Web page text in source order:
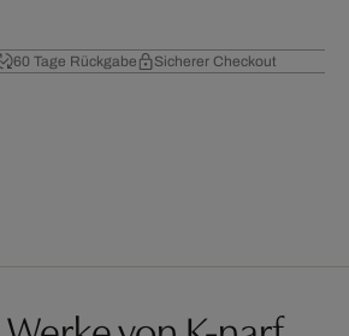
60 Tage Rückgabe Sicherer Checkout